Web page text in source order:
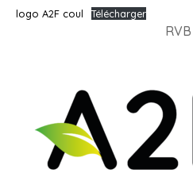
logo A2F coul Télécharger
RVB